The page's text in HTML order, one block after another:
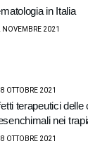
in Italia
NOVEMBRE 2021
OTTOBRE 2021
terapeutici delle
nei
OTTOBRE 2021